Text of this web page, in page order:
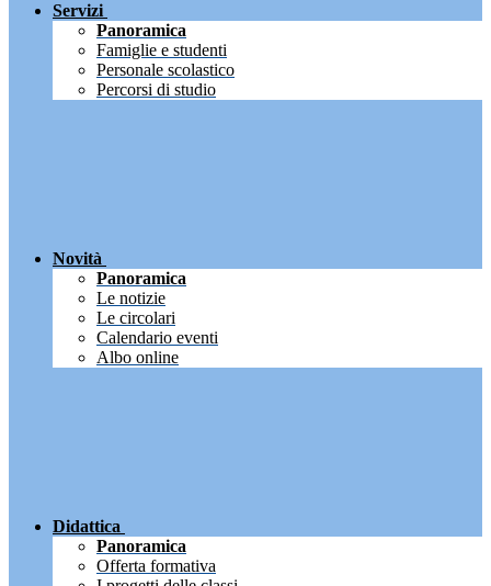
Servizi
Panoramica
Famiglie e studenti
Personale scolastico
Percorsi di studio
Novità
Panoramica
Le notizie
Le circolari
Calendario eventi
Albo online
Didattica
Panoramica
Offerta formativa